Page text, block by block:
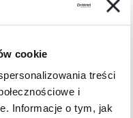
cookie
treści
i
Informacje o tym, jak